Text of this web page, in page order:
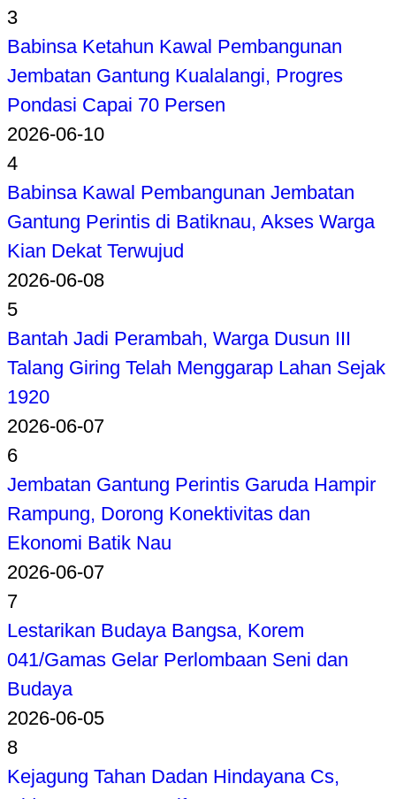
3
Babinsa Ketahun Kawal Pembangunan
Jembatan Gantung Kualalangi, Progres
Pondasi Capai 70 Persen
2026-06-10
4
Babinsa Kawal Pembangunan Jembatan
Gantung Perintis di Batiknau, Akses Warga
Kian Dekat Terwujud
2026-06-08
5
Bantah Jadi Perambah, Warga Dusun III
Talang Giring Telah Menggarap Lahan Sejak
1920
2026-06-07
6
Jembatan Gantung Perintis Garuda Hampir
Rampung, Dorong Konektivitas dan
Ekonomi Batik Nau
2026-06-07
7
Lestarikan Budaya Bangsa, Korem
041/Gamas Gelar Perlombaan Seni dan
Budaya
2026-06-05
8
Kejagung Tahan Dadan Hindayana Cs,